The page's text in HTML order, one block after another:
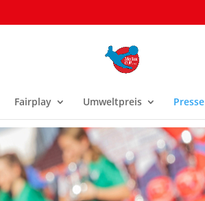
Fairplay Umweltpreis Presse